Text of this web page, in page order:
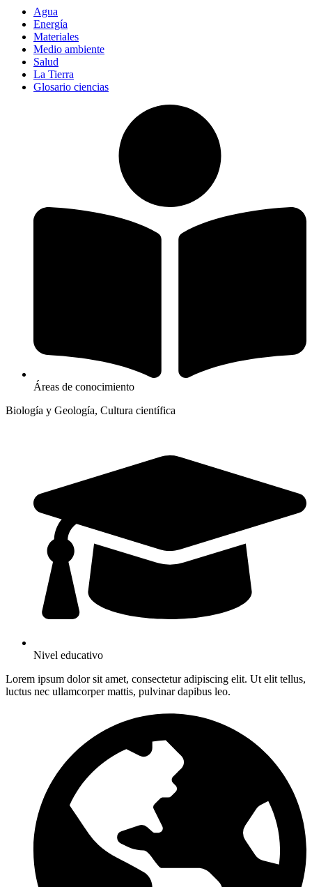
Agua
Energía
Materiales
Medio ambiente
Salud
La Tierra
Glosario ciencias
Áreas de conocimiento
Biología y Geología, Cultura científica
Nivel educativo
Lorem ipsum dolor sit amet, consectetur adipiscing elit. Ut elit tellus,
luctus nec ullamcorper mattis, pulvinar dapibus leo.